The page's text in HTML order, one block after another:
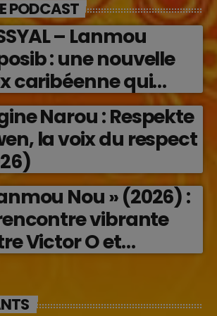
PODCAST
– Lanmou
: une nouvelle
caribéenne qui
les émotions
(2026)
Narou : Respekte
la voix du respect
Nou » (2026) :
vibrante
Victor O et